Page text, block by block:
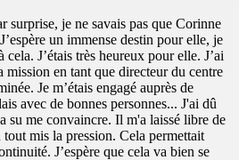
surprise, je ne savais pas que Corinne
un immense destin pour elle, je
cela. J’étais très heureux pour elle. J’ai
mission en tant que directeur du centre
Je m’étais engagé auprès de
avec de bonnes personnes... J'ai dû
su me convaincre. Il m'a laissé libre de
mis la pression. Cela permettait
J’espère que cela va bien se